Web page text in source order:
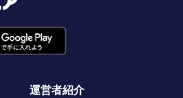
運営者紹介